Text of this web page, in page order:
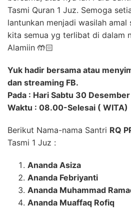
Tasmi Quran 1 Juz. Semoga
lantunkan menjadi wasilah
kita semua yg terlibat di dalam
Alamiin 🤲🏻
Yuk hadir bersama atau
dan streaming FB.
Pada : Hari Sabtu 30
Waktu : 08.00-Selesai ( WITA)
Berikut Nama-nama Santri RQ
Tasmi 1 Juz :
Ananda Asiza
Ananda Febriyanti
Ananda Muhammad
Ananda Muaffaq Rofiq